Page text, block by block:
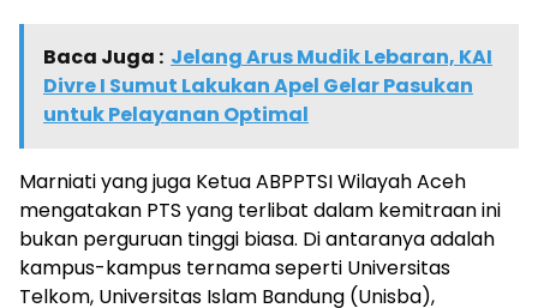
Baca Juga : Jelang Arus Mudik Lebaran, KAI
Divre I Sumut Lakukan Apel Gelar Pasukan
untuk Pelayanan Optimal
Marniati yang juga Ketua ABPPTSI Wilayah Aceh
mengatakan PTS yang terlibat dalam kemitraan ini
bukan perguruan tinggi biasa. Di antaranya adalah
kampus-kampus ternama seperti Universitas
Telkom, Universitas Islam Bandung (Unisba),